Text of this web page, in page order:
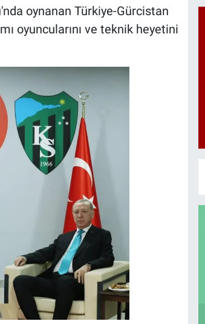
oynanan Türkiye-Gürcistan
oyuncularını ve teknik heyetini